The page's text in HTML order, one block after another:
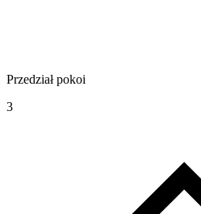
Przedział pokoi
3